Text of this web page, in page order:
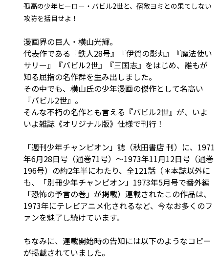
孤高の少年ヒーロー・バビル2世と、宿敵ヨミとの果てしない
攻防を括目せよ！
漫画界の巨人・横山光輝。
代表作である『鉄人28号』『伊賀の影丸』『魔法使い
サリー』『バビル2世』『三国志』をはじめ、誰もが
知る屈指の名作群を生み出しました。
その中でも、横山氏の少年漫画の傑作として名高い
『バビル2世』。
そんな不朽の名作とも言える『バビル2世』が、いよ
いよ雑誌《オリジナル版》仕様で刊行！
「週刊少年チャンピオン」誌（秋田書店 刊）に、1971
年6月28日号（通巻71号）～1973年11月12日号（通巻
196号）の約2年半にわたり、全121話（＊本誌以外に
も、「別冊少年チャンピオン」1973年5月号で番外編
「恐怖の予言の巻」が掲載）連載されたこの作品は、
1973年にテレビアニメ化されるなど、今なお多くのフ
ァンを魅了し続けています。
ちなみに、連載開始時の告知には以下のようなコピー
が掲載されていました。